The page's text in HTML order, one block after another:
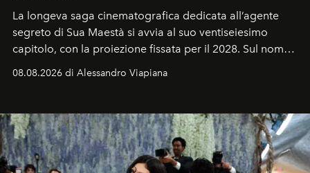
La longeva saga cinematografica dedicata all’agente
segreto di Sua Maestà si avvia al suo ventiseiesimo
capitolo, con la proiezione fissata per il 2028. Sul nome
Craig, però, regna ancora il più assoluto riserbo.
08.08.2026 di Alessandro Viapiana